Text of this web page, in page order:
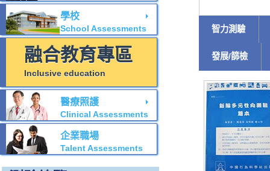
智力測驗
發展/篩檢
學校
School Assessments
融合教育專區
Inclusive education
醫療照護
Clinical Assessments
企業職場
Talent Assessments